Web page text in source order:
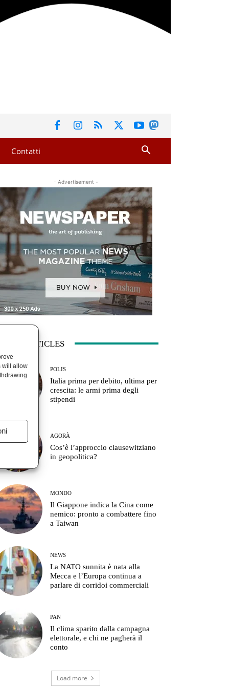
will allow
Contatti
- Advertisement -
ARTICLES
POLIS
Italia prima per debito, ultima per
crescita: le armi prima degli
stipendi
AGORÀ
Cos’è l’approccio clausewitziano
in geopolitica?
MONDO
Il Giappone indica la Cina come
nemico: pronto a combattere fino
a Taiwan
NEWS
La NATO sunnita è nata alla
Mecca e l’Europa continua a
parlare di corridoi commerciali
PAN
Il clima sparito dalla campagna
elettorale, e chi ne pagherà il
conto
Load more